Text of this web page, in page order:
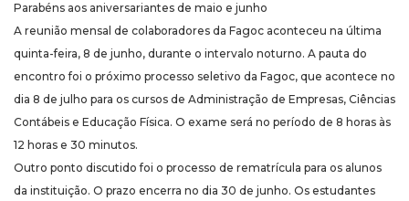
Parabéns aos aniversariantes de maio e junho
A reunião mensal de colaboradores da Fagoc aconteceu na última
quinta-feira, 8 de junho, durante o intervalo noturno. A pauta do
encontro foi o próximo processo seletivo da Fagoc, que acontece no
dia 8 de julho para os cursos de Administração de Empresas, Ciências
Contábeis e Educação Física. O exame será no período de 8 horas às
12 horas e 30 minutos.
Outro ponto discutido foi o processo de rematrícula para os alunos
da instituição. O prazo encerra no dia 30 de junho. Os estudantes